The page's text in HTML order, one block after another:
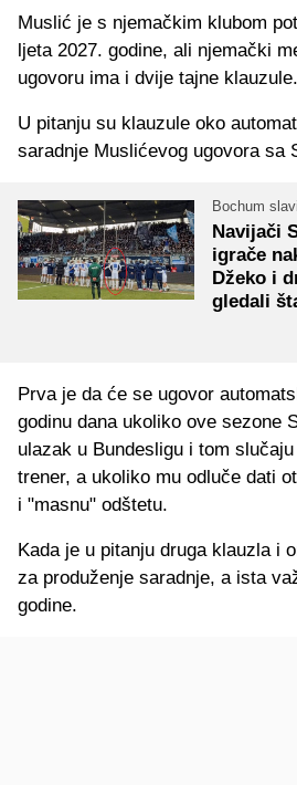
Muslić je s njemačkim klubom
ljeta 2027. godine, ali njemački
ugovoru ima i dvije tajne klauzule.
U pitanju su klauzule oko
saradnje Muslićevog ugovora sa
Bochum
Navijači
igrače
Džeko i
gledali
Prva je da će se ugovor
godinu dana ukoliko ove sezone
ulazak u Bundesligu i tom
trener, a ukoliko mu odluče dati
i "masnu" odštetu.
Kada je u pitanju druga klauzla i
za produženje saradnje, a ista
godine.